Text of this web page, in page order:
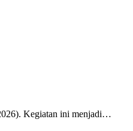
Kegiatan ini menjadi…